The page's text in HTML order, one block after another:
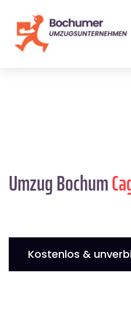
Umzug Bochum
Kostenlos &